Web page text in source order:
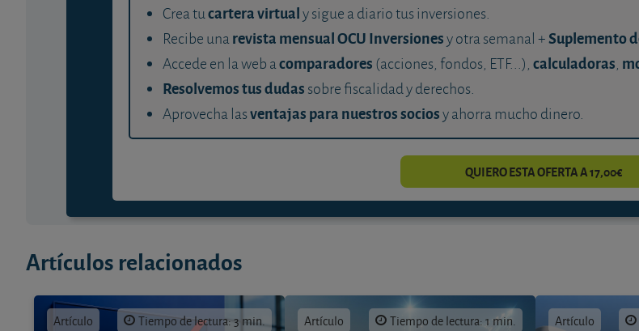
Crea tucartera virtualy sigue a diario tus inversiones.
Recibe unarevista mensual OCU Inversionesy otra semanal +Suplemento
Accede en la web acomparadores (acciones, fondos, ETF...), calculadoras,
Resolvemos tus dudas sobre fiscalidad y derechos.
Aprovecha lasventajas para nuestros sociosy ahorra mucho dinero.
QUIERO ESTA OFERTA A 17,00€
Artículos relacionados
Artículo Tiempo de lectura: 3 min. Artículo Tiempo de lectura: 1 min. Artículo